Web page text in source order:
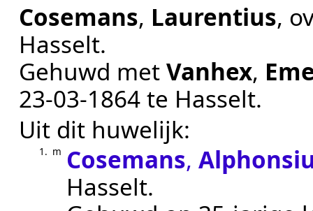
Cosemans, Laurentius,
Hasselt.
Gehuwd metVanhex,
23‑03‑1864te Hasselt.
Uit dit huwelijk:
1. m Cosemans,
Hasselt.